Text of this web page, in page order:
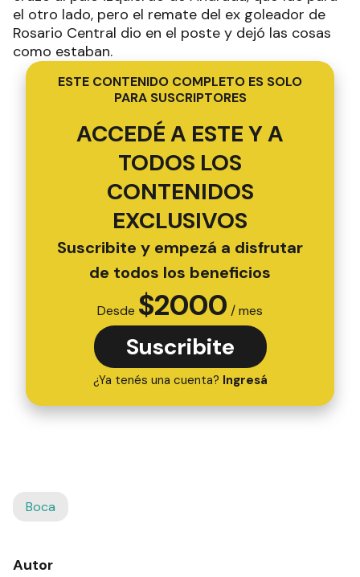
el otro lado, pero el remate del ex goleador de
Rosario Central dio en el poste y dejó las cosas
como estaban.
ESTE CONTENIDO COMPLETO ES SOLO
PARA SUSCRIPTORES
ACCEDÉ A ESTE Y A
TODOS LOS
CONTENIDOS
EXCLUSIVOS
Suscribite y empezá a disfrutar
de todos los beneficios
Desde $2000 / mes
Suscribite
¿Ya tenés una cuenta? Ingresá
Boca
Autor